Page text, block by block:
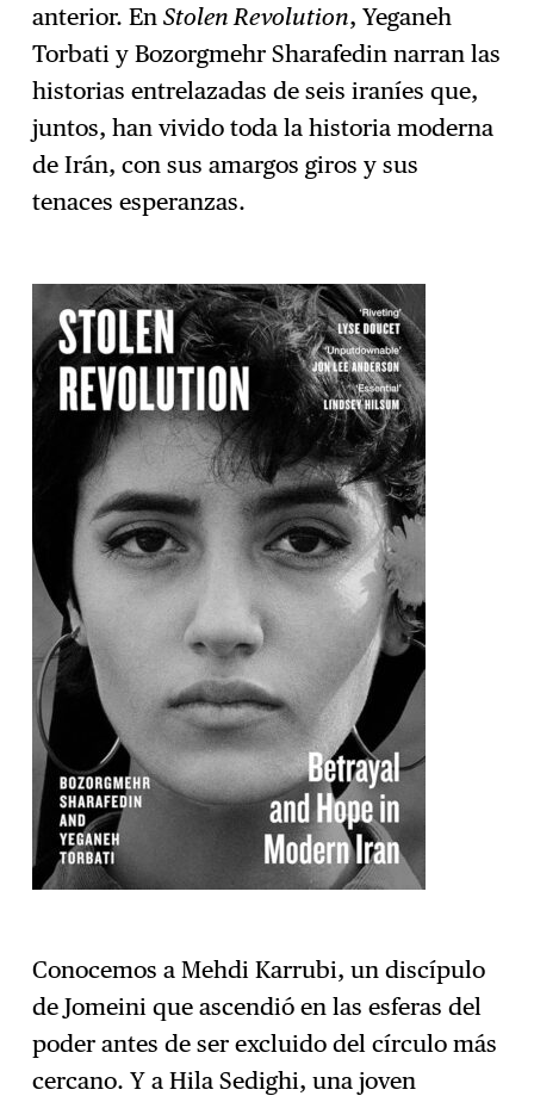
anterior. EnStolen Revolution, Yeganeh
Torbati y Bozorgmehr Sharafedin narran las
historias entrelazadas de seis iraníes que,
juntos, han vivido toda la historia moderna
de Irán, con sus amargos giros y sus
tenaces esperanzas.
Conocemos a Mehdi Karrubi, un discípulo
de Jomeini que ascendió en las esferas del
poder antes de ser excluido del círculo más
cercano. Y a Hila Sedighi, una joven